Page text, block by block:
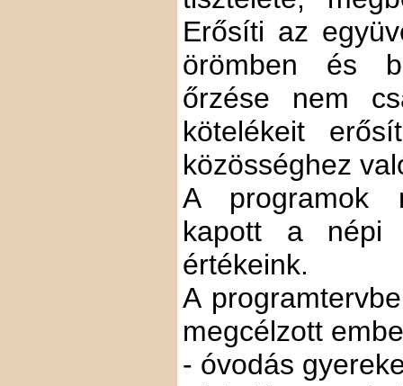
Erősíti az
örömben és
őrzése nem
kötelékeit
közösséghez
A programok
kapott a népi
értékeink.
A
megcélzott
- óvodás